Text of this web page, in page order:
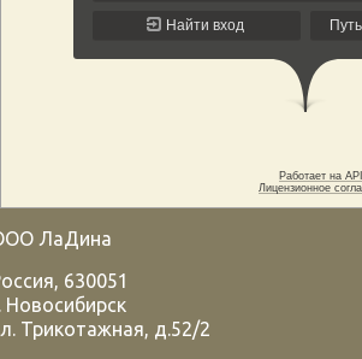
ЛаДина
, 630051
Новосибирск
Трикотажная, д.52/2